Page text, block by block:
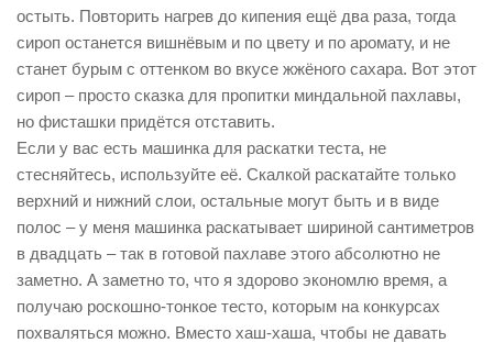
остыть. Повторить нагрев до кипения ещё два раза, тогда
сироп останется вишнёвым и по цвету и по аромату, и не
станет бурым с оттенком во вкусе жжёного сахара. Вот этот
сироп – просто сказка для пропитки миндальной пахлавы,
но фисташки придётся отставить.
Если у вас есть машинка для раскатки теста, не
стесняйтесь, используйте её. Скалкой раскатайте только
верхний и нижний слои, остальные могут быть и в виде
полос – у меня машинка раскатывает шириной сантиметров
в двадцать – так в готовой пахлаве этого абсолютно не
заметно. А заметно то, что я здорово экономлю время, а
получаю роскошно-тонкое тесто, которым на конкурсах
похваляться можно. Вместо хаш-хаша, чтобы не давать